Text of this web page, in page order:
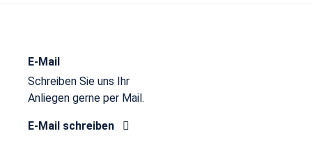
E-Mail
Schreiben Sie uns Ihr
Anliegen gerne per Mail.
E-Mail schreiben